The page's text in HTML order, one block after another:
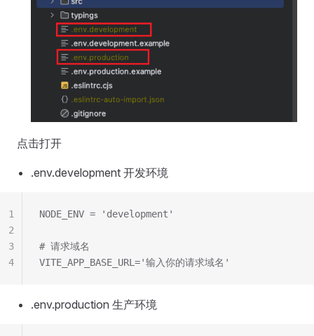
点击打开
.env.development 开发环境
NODE_ENV = 'development'
# 请求域名
VITE_APP_BASE_URL='输入你的请求域名'
1
2
3
4
.env.production 生产环境